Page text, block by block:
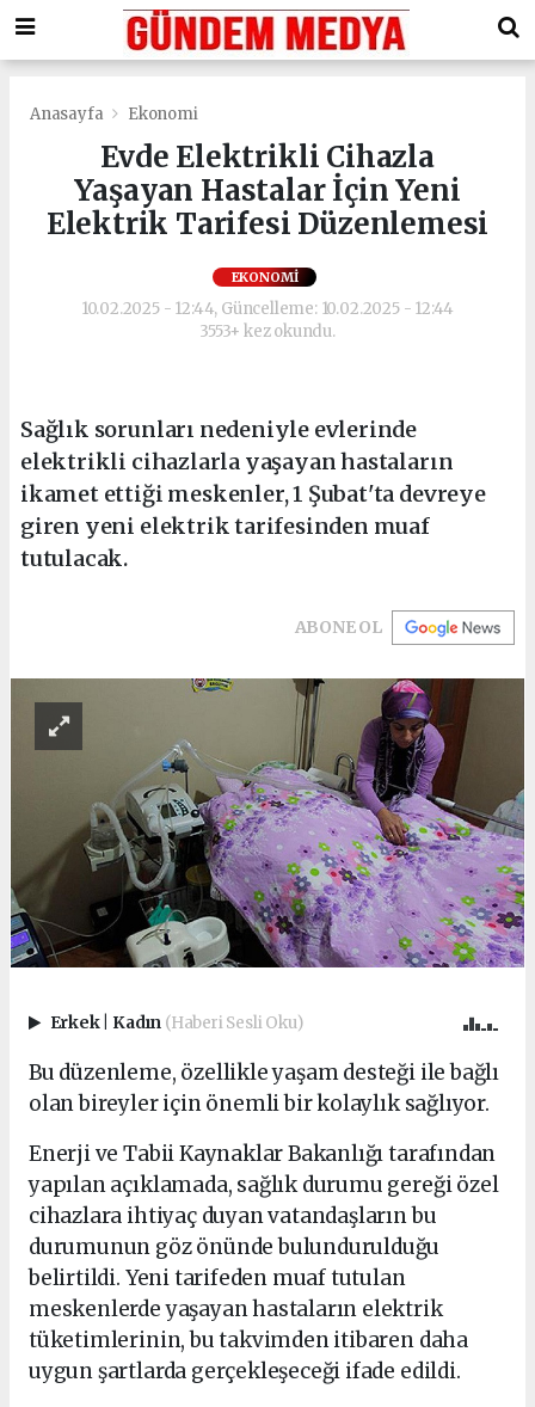
Anasayfa Ekonomi
Evde Elektrikli Cihazla
Yaşayan Hastalar İçin Yeni
Elektrik Tarifesi Düzenlemesi
EKONOMI
10.02.2025 - 12:44, Güncelleme: 10.02.2025 - 12:44
3553+ kez okundu.
Sağlık sorunları nedeniyle evlerinde
elektrikli cihazlarla yaşayan hastaların
ikamet ettiği meskenler, 1 Şubat'ta devreye
giren yeni elektrik tarifesinden muaf
tutulacak.
ABONE OL
Erkek Kadın (Haberi Sesli Oku)
Bu düzenleme, özellikle yaşam desteği ile bağlı
olan bireyler için önemli bir kolaylık sağlıyor.
Enerji ve Tabii Kaynaklar Bakanlığı tarafından
yapılan açıklamada, sağlık durumu gereği özel
cihazlara ihtiyaç duyan vatandaşların bu
durumunun göz önünde bulundurulduğu
belirtildi. Yeni tarifeden muaf tutulan
meskenlerde yaşayan hastaların elektrik
tüketimlerinin, bu takvimden itibaren daha
uygun şartlarda gerçekleşeceği ifade edildi.